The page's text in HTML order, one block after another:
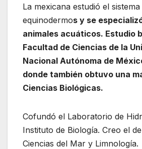
La mexicana estudió el
equinodermos y se
animales acuáticos. Estudio
Facultad de Ciencias de la
Nacional Autónoma de
donde también obtuvo una
Ciencias Biológicas.
Cofundó el Laboratorio de
Instituto de Biología. Creo el
Ciencias del Mar y Limnología.